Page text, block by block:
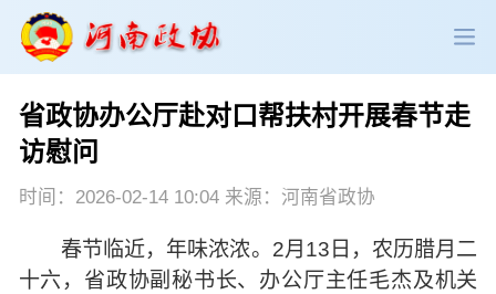
政协领导 政协新闻 政协机构
政协党建 政协工作 会议活动
委员履职 政协论坛 专委会工作
省政协办公厅赴对口帮扶村开展春节走
访慰问
时间：2026-02-14 10:04 来源：河南省政协
春节临近，年味浓浓。2月13日，农历腊月二
十六，省政协副秘书长、办公厅主任毛杰及机关